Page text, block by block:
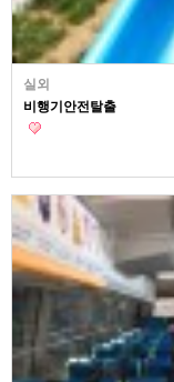
실외
비행기안전탈출